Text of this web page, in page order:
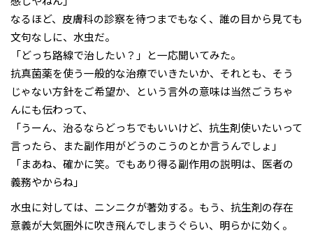
なるほど、皮膚科の診察を待つまでもなく、誰の目から見ても
文句なしに、水虫だ。
「どっち路線で治したい？」と一応聞いてみた。
抗真菌薬を使う一般的な治療でいきたいか、それとも、そう
じゃない方針をご希望か、という言外の意味は当然ごうちゃ
んにも伝わって、
「うーん、治るならどっちでもいいけど、抗生剤使いたいって
言ったら、また副作用がどうのこうのとか言うんでしょ」
「まあね、確かに笑。でもあり得る副作用の説明は、医者の
義務やからね」
水虫に対しては、ニンニクが著効する。もう、抗生剤の存在
意義が大気圏外に吹き飛んでしまうぐらい、明らかに効く。